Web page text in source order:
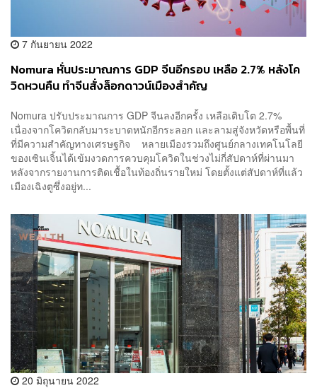
7 กันยายน 2022
Nomura หั่นประมาณการ GDP จีนอีกรอบ เหลือ 2.7% หลังโค
วิดหวนคืน ทำจีนสั่งล็อกดาวน์เมืองสำคัญ
Nomura ปรับประมาณการ GDP จีนลงอีกครั้ง เหลือเติบโต 2.7%
เนื่องจากโควิดกลับมาระบาดหนักอีกระลอก และลามสู่จังหวัดหรือพื้นที่
ที่มีความสำคัญทางเศรษฐกิจ หลายเมืองรวมถึงศูนย์กลางเทคโนโลยี
ของเซินเจิ้นได้เข้มงวดการควบคุมโควิดในช่วงไม่กี่สัปดาห์ที่ผ่านมา
หลังจากรายงานการติดเชื้อในท้องถิ่นรายใหม่ โดยตั้งแต่สัปดาห์ที่แล้ว
เมืองเฉิงตูซึ่งอยู่ท...
20 มิถุนายน 2022